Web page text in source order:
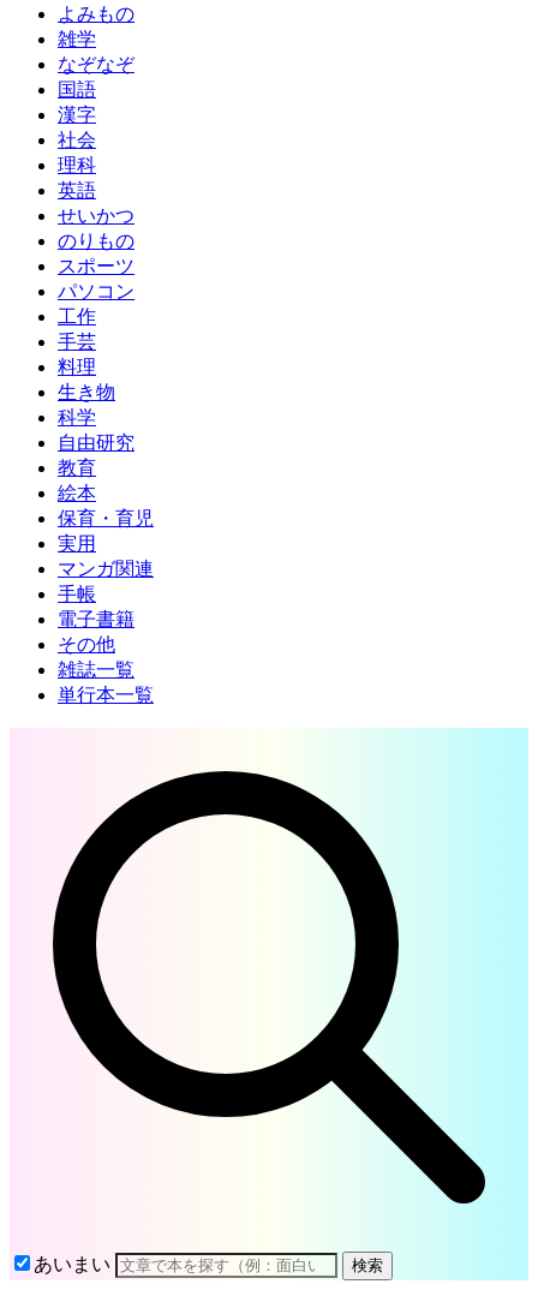
よみもの
雑学
なぞなぞ
国語
漢字
社会
理科
英語
せいかつ
のりもの
スポーツ
パソコン
工作
手芸
料理
生き物
科学
自由研究
教育
絵本
保育・育児
実用
マンガ関連
手帳
電子書籍
その他
雑誌一覧
単行本一覧
あいまい 検索